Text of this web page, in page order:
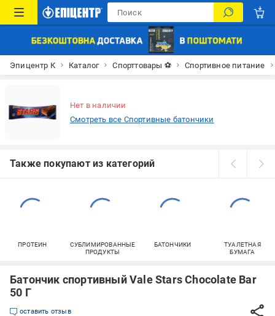
Эпицентр К Каталог Спорттовары ⚽ Спортивное питание
Нет в наличии
Смотреть все Спортивные батончики
Также покупают из категорий
ПРОТЕИН
СУБЛИМИРОВАННЫЕ
ПРОДУКТЫ
БАТОНЧИКИ
ТУАЛЕТНАЯ
БУМАГА
Батончик спортивный Vale Stars Chocolate Bar
50 Г
оставить отзыв